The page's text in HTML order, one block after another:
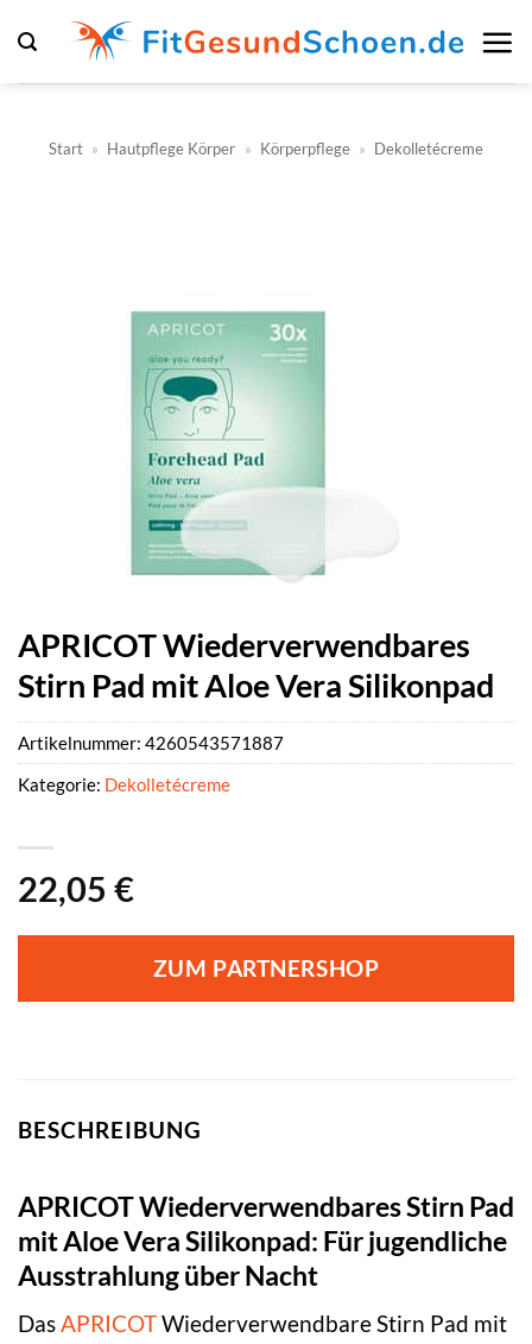
Inhalt
springen
Start » Hautpflege Körper » Körperpflege » Dekolletécreme
APRICOT Wiederverwendbares
Stirn Pad mit Aloe Vera Silikonpad
22,05 €
ZUM PARTNERSHOP
Artikelnummer: 4260543571887
Kategorie: Dekolletécreme
BESCHREIBUNG
APRICOT Wiederverwendbares Stirn Pad
mit Aloe Vera Silikonpad: Für jugendliche
Ausstrahlung über Nacht
DasAPRICOTWiederverwendbare Stirn Pad mit